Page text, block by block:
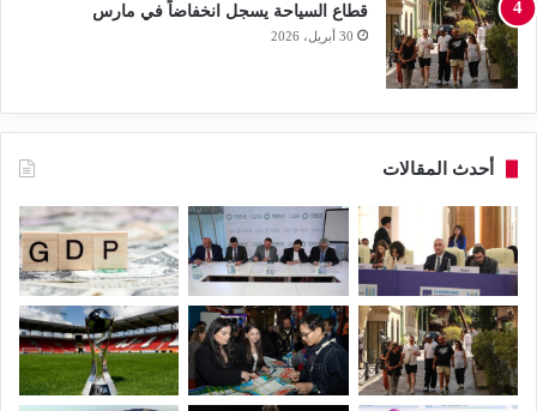
قطاع السياحة يسجل انخفاضاً في مارس
30 أبريل، 2026
أحدث المقالات